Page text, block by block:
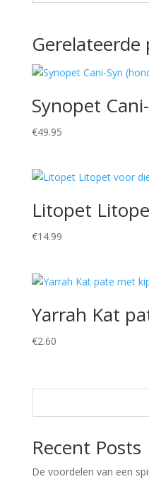
Synopet
€49.95
Litopet
€14.99
Yarrah Kat
€2.60
Recent Posts
De voordelen van een